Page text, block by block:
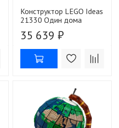
Конструктор LEGO Ideas
21330 Один дома
35 639 ₽